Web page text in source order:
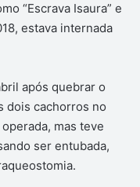
“Escrava Isaura” e
estava internada
após quebrar o
dois cachorros no
mas teve
ser entubada,